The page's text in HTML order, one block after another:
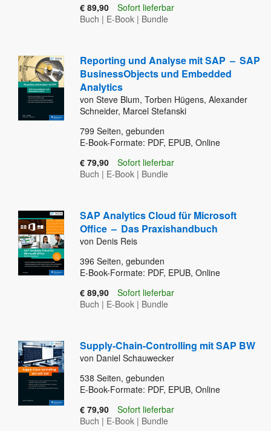
€ 89,90
Sofort lieferbar
Buch | E-Book | Bundle
Reporting und Analyse mit SAP – SAP
BusinessObjects und Embedded
Analytics
von Steve Blum, Torben Hügens, Alexander
Schneider, Marcel Stefanski
799 Seiten, gebunden
E-Book-Formate: PDF, EPUB, Online
€ 79,90
Sofort lieferbar
Buch | E-Book | Bundle
SAP Analytics Cloud für Microsoft
Office – Das Praxishandbuch
von Denis Reis
396 Seiten, gebunden
E-Book-Formate: PDF, EPUB, Online
€ 89,90
Sofort lieferbar
Buch | E-Book | Bundle
Supply-Chain-Controlling mit SAP BW
von Daniel Schauwecker
538 Seiten, gebunden
E-Book-Formate: PDF, EPUB, Online
€ 79,90
Sofort lieferbar
Buch | E-Book | Bundle